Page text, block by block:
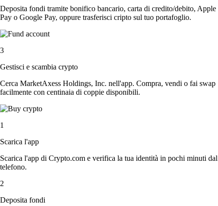
Deposita fondi tramite bonifico bancario, carta di credito/debito, Apple
Pay o Google Pay, oppure trasferisci cripto sul tuo portafoglio.
3
Gestisci e scambia crypto
Cerca MarketAxess Holdings, Inc. nell'app. Compra, vendi o fai swap
facilmente con centinaia di coppie disponibili.
1
Scarica l'app
Scarica l'app di Crypto.com e verifica la tua identità in pochi minuti dal
telefono.
2
Deposita fondi